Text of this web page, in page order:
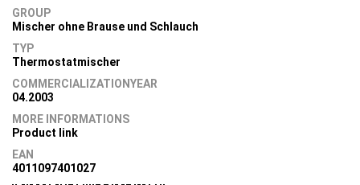
GROUP
Mischer ohne Brause und Schlauch
TYP
Thermostatmischer
COMMERCIALIZATIONYEAR
04.2003
MORE INFORMATIONS
Product link
EAN
4011097401027